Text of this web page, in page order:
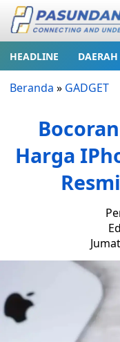
HEADLINE DAERAH
Beranda » GADGET
Harga